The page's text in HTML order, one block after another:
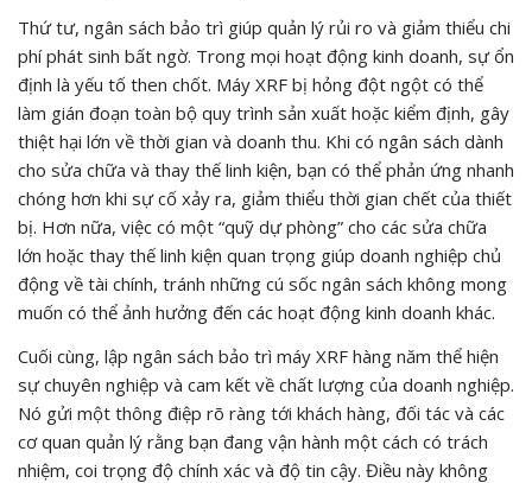
Thứ tư, ngân sách bảo trì giúp quản lý rủi ro và giảm thiểu chi
phí phát sinh bất ngờ. Trong mọi hoạt động kinh doanh, sự ổn
định là yếu tố then chốt. Máy XRF bị hỏng đột ngột có thể
làm gián đoạn toàn bộ quy trình sản xuất hoặc kiểm định, gây
thiệt hại lớn về thời gian và doanh thu. Khi có ngân sách dành
cho sửa chữa và thay thế linh kiện, bạn có thể phản ứng nhanh
chóng hơn khi sự cố xảy ra, giảm thiểu thời gian chết của thiết
bị. Hơn nữa, việc có một “quỹ dự phòng” cho các sửa chữa
lớn hoặc thay thế linh kiện quan trọng giúp doanh nghiệp chủ
động về tài chính, tránh những cú sốc ngân sách không mong
muốn có thể ảnh hưởng đến các hoạt động kinh doanh khác.
Cuối cùng, lập ngân sách bảo trì máy XRF hàng năm thể hiện
sự chuyên nghiệp và cam kết về chất lượng của doanh nghiệp.
Nó gửi một thông điệp rõ ràng tới khách hàng, đối tác và các
cơ quan quản lý rằng bạn đang vận hành một cách có trách
nhiệm, coi trọng độ chính xác và độ tin cậy. Điều này không